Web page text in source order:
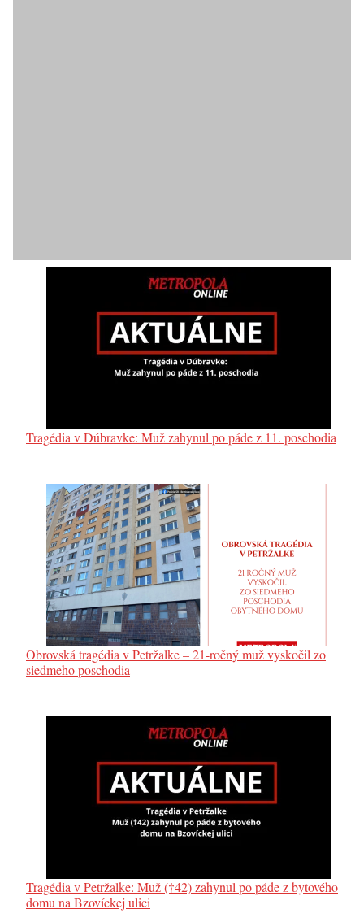
Tragédia v Dúbravke: Muž zahynul po páde z 11. poschodia
Obrovská tragédia v Petržalke – 21-ročný muž vyskočil zo
siedmeho poschodia
Tragédia v Petržalke: Muž (†42) zahynul po páde z bytového
domu na Bzovíckej ulici